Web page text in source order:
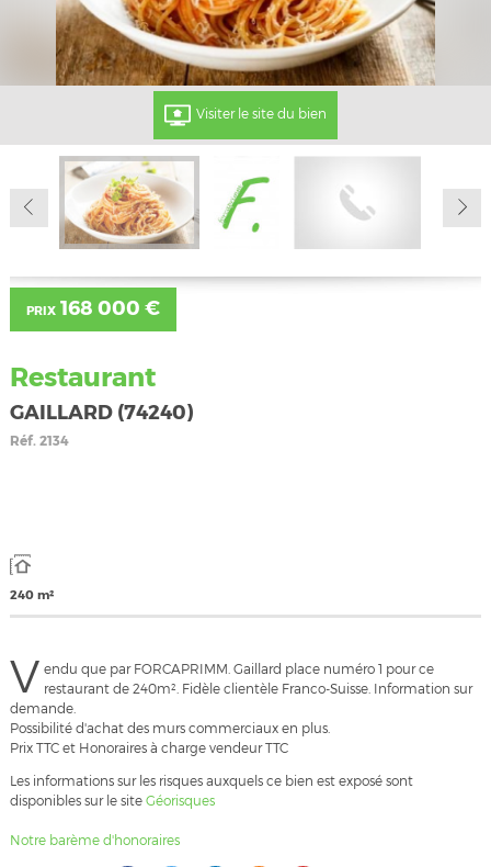
Visiter le site du bien
PRIX168 000 €
Restaurant
GAILLARD (74240)
Réf.2134
240 m²
V endu que par FORCAPRIMM. Gaillard place numéro 1 pour ce
restaurant de 240m². Fidèle clientèle Franco-Suisse. Information sur
demande.
Possibilité d'achat des murs commerciaux en plus.
Prix TTC et Honoraires à charge vendeur TTC
Les informations sur les risques auxquels ce bien est exposé sont
disponibles sur le site Géorisques
Notre barème d'honoraires